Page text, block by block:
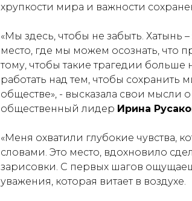
хрупкости мира и важности
«Мы здесь, чтобы не забыть. Хатынь
место, где мы можем осознать, что
тому, чтобы такие трагедии
работать над тем, чтобы сохранить
обществе», - высказала свои мысли
общественный лидер Ирина
«Меня охватили глубокие чувства,
словами. Это место, вдохновило
зарисовки. С первых шагов
уважения, которая витает в воздухе.